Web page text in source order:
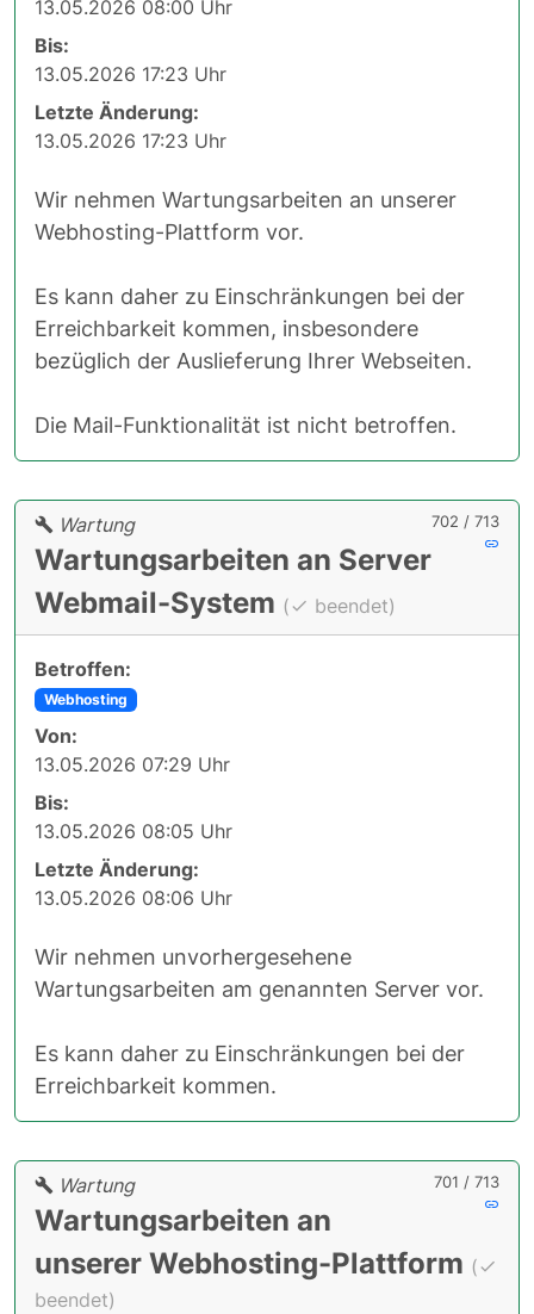
13.05.2026 08:00 Uhr
Bis:
13.05.2026 17:23 Uhr
Letzte Änderung:
13.05.2026 17:23 Uhr
Wir nehmen Wartungsarbeiten an unserer
Webhosting-Plattform vor.
Es kann daher zu Einschränkungen bei der
Erreichbarkeit kommen, insbesondere
bezüglich der Auslieferung Ihrer Webseiten.
Die Mail-Funktionalität ist nicht betroffen.
702 / 713
Wartung
Wartungsarbeiten an Server
Webmail-System ( beendet)
Betroffen:
Webhosting
Von:
13.05.2026 07:29 Uhr
Bis:
13.05.2026 08:05 Uhr
Letzte Änderung:
13.05.2026 08:06 Uhr
Wir nehmen unvorhergesehene
Wartungsarbeiten am genannten Server vor.
Es kann daher zu Einschränkungen bei der
Erreichbarkeit kommen.
701 / 713
Wartung
Wartungsarbeiten an
unserer Webhosting-Plattform (
beendet)